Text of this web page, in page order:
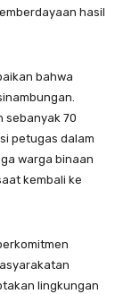
hasil
bahwa
sebanyak 70
petugas dalam
warga binaan
kembali ke
lingkungan